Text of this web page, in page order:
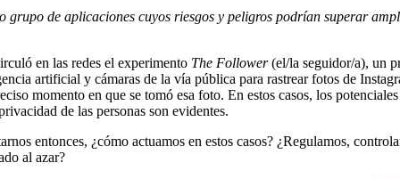
grupo de aplicaciones cuyos riesgos y peligros podrían superar
en las redes el experimento The Follower(el/la seguidor/a), un
artificial y cámaras de la vía pública para rastrear fotos de
momento en que se tomó esa foto. En estos casos, los
de las personas son evidentes.
entonces, ¿cómo actuamos en estos casos? ¿Regulamos,
al azar?